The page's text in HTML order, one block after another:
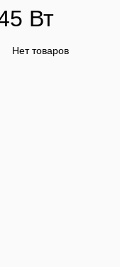
Вт
Нет товаров